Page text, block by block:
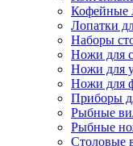
Кофейные
Лопатки
Наборы
Ножи для
Ножи для
Ножи для
Приборы
Рыбные
Рыбные
Столовые